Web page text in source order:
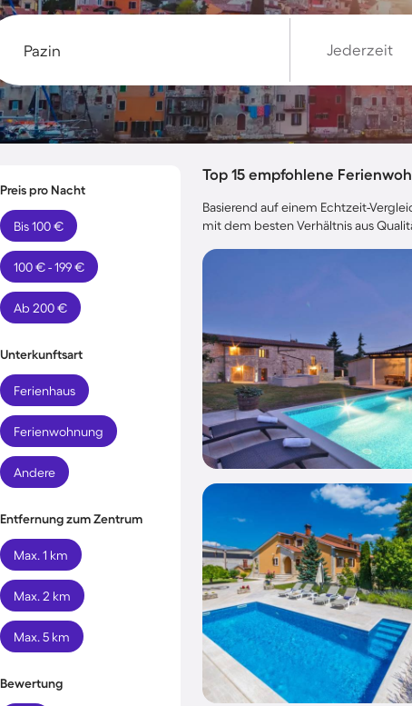
Jederzeit
Preis pro Nacht
Bis 100 €
100 € - 199 €
Ab 200 €
Unterkunftsart
Ferienhaus
Ferienwohnung
Andere
Entfernung zum Zentrum
Max. 1 km
Max. 2 km
Max. 5 km
Bewertung
Top 15 empfohlene
Basierend auf einem Echtzeit-
mit dem besten Verhältnis aus